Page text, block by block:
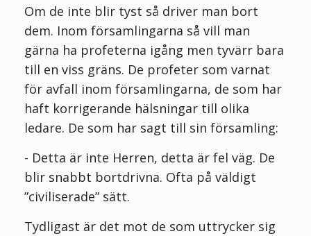
Om de inte blir tyst så driver man bort
dem. Inom församlingarna så vill man
gärna ha profeterna igång men tyvärr bara
till en viss gräns. De profeter som varnat
för avfall inom församlingarna, de som har
haft korrigerande hälsningar till olika
ledare. De som har sagt till sin församling:
- Detta är inte Herren, detta är fel väg. De
blir snabbt bortdrivna. Ofta på väldigt
”civiliserade” sätt.
Tydligast är det mot de som uttrycker sig